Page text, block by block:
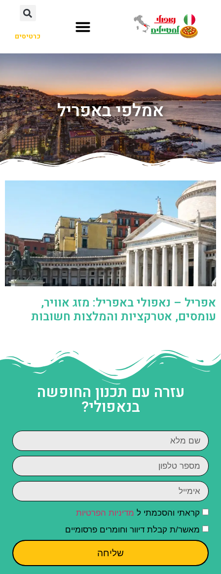
כרטיסים
אמלפי באפריל
אפריל – נאפולי באפריל: מזג אוויר,
עומסים, אטרקציות והמלצות חשובות
עזרה עם תכנון החופשה
בנאפולי?
קראתי והסכמתי ל מדיניות הפרטיות
מאשר/ת קבלת דיוור וחומרים פרסומיים
שליחה